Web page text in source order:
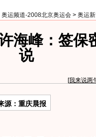
奥运频道-2008北京奥运会 > 奥运
海峰：签保
说
[我来说两
源：重庆晨报